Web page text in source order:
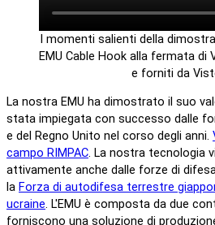
I momenti salienti della
EMU Cable Hook alla fermata di
e forniti da
La nostra EMU ha dimostrato il suo
stata impiegata con successo dalle
e del Regno Unito nel corso degli anni.
campo RIMPAC. La nostra tecnologia
attivamente anche dalle forze di
la Forza di autodifesa terrestre
ucraine. L'EMU è composta da due
forniscono una soluzione di